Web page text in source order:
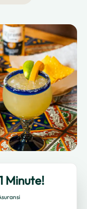
Minute!